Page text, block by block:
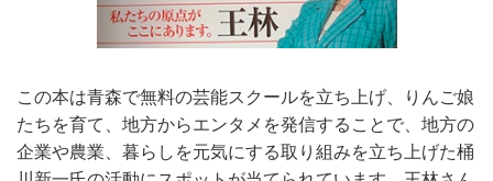
この本は青森で無料の芸能スクールを立ち上げ、りんご娘
たちを育て、地方からエンタメを発信することで、地方の
企業や農業、暮らしを元気にする取り組みを立ち上げた桶